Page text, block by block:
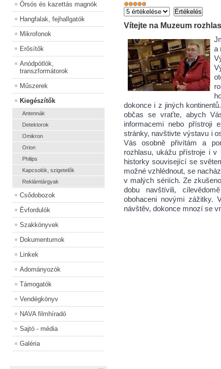
Órsós és kazettás magnók
Hangfalak, fejhallgatók
Mikrofonok
Erősítők
Anódpótlók,
transzformátorok
Műszerek
Kiegészítők
Antennák
Detektorok
Omikron
Orion
Philips
Kapcsolók, szigetelők
Reklámtárgyak
Csődobozok
Évfordulók
Szakkönyvek
Dokumentumok
Linkek
Adományozók
Támogatók
Vendégkönyv
NAVA filmhíradó
Sajtó - média
Galéria
Vítejte na Muzeum
a
dokonce i z jiných
občas se vraťte, abych
informacemi nebo přístroji
stránky, navštivte výstavu i
Vás osobně přivítám a
rozhlasu, ukážu přístroje i v
historky související se
možné vzhlédnout, se
v malých sériích. Ze
dobu navštívili,
obohaceni novými zážitky.
návštěv, dokonce mnozí se